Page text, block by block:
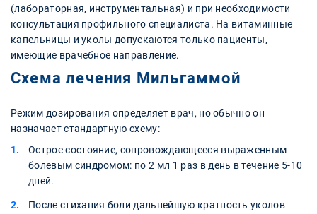
(лабораторная, инструментальная) и при необходимости
консультация профильного специалиста. На витаминные
капельницы и уколы допускаются только пациенты,
имеющие врачебное направление.
Схема лечения Мильгаммой
Режим дозирования определяет врач, но обычно он
назначает стандартную схему:
Острое состояние, сопровождающееся выраженным
болевым синдромом: по 2 мл 1 раз в день в течение 5-10
дней.
После стихания боли дальнейшую кратность уколов